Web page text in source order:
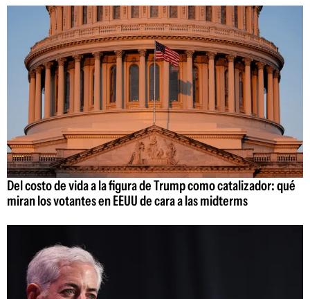
Del costo de vida a la figura de Trump como catalizador: qué
miran los votantes en EEUU de cara a las midterms